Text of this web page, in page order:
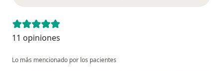
11 opiniones
Lo más mencionado por los pacientes